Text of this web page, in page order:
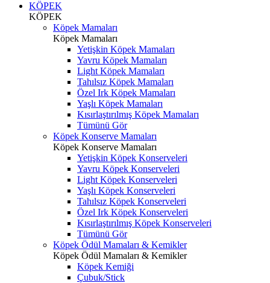
KÖPEK
KÖPEK
Köpek Mamaları
Köpek Mamaları
Yetişkin Köpek Mamaları
Yavru Köpek Mamaları
Light Köpek Mamaları
Tahılsız Köpek Mamaları
Özel Irk Köpek Mamaları
Yaşlı Köpek Mamaları
Kısırlaştırılmış Köpek Mamaları
Tümünü Gör
Köpek Konserve Mamaları
Köpek Konserve Mamaları
Yetişkin Köpek Konserveleri
Yavru Köpek Konserveleri
Light Köpek Konserveleri
Yaşlı Köpek Konserveleri
Tahılsız Köpek Konserveleri
Özel Irk Köpek Konserveleri
Kısırlaştırılmış Köpek Konserveleri
Tümünü Gör
Köpek Ödül Mamaları & Kemikler
Köpek Ödül Mamaları & Kemikler
Köpek Kemiği
Çubuk/Stick